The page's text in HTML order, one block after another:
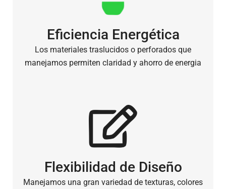
Eficiencia Energética
Los materiales traslucidos o perforados que
manejamos permiten claridad y ahorro de energia
Flexibilidad de Diseño
Manejamos una gran variedad de texturas, colores